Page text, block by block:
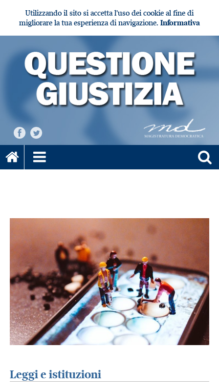
Utilizzando il sito si accetta l'uso dei cookie al fine di
migliorare la tua esperienza di navigazione. Informativa
Leggi e istituzioni